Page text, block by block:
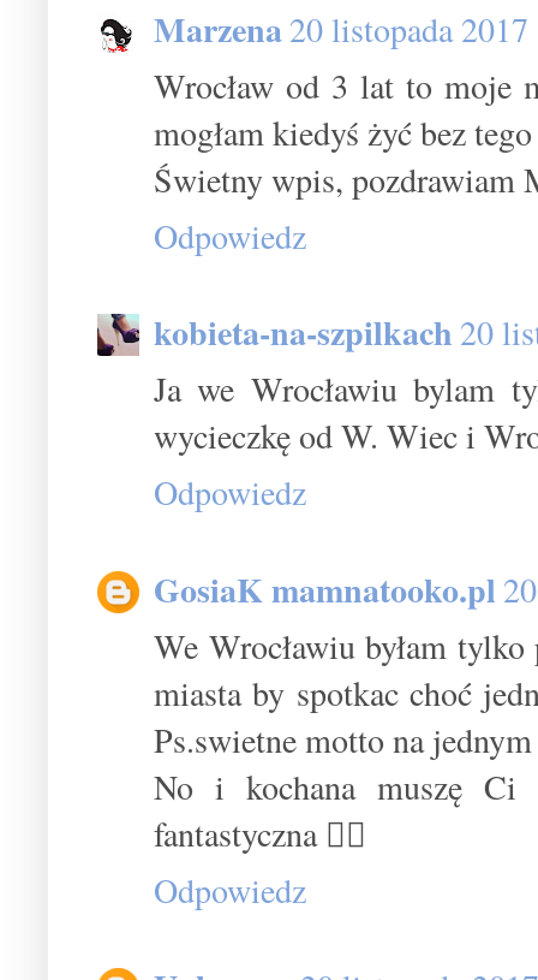
Marzena20 listopada
Wrocław od 3 lat to moje
mogłam kiedyś żyć bez
Świetny wpis, pozdrawiam
Odpowiedz
kobieta-na-szpilkach 20
Ja we Wrocławiu bylam
wycieczkę od W. Wiec i
Odpowiedz
GosiaK mamnatooko.pl
We Wrocławiu byłam
miasta by spotkac choć
Ps.swietne motto na
No i kochana muszę Ci
fantastyczna 👌🏼
Odpowiedz